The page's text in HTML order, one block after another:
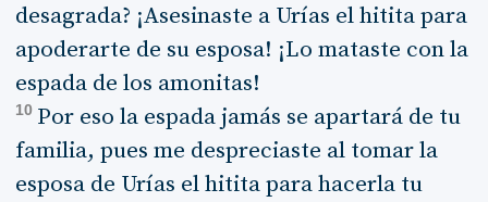
desagrada? ¡Asesinaste a Urías el hitita para
apoderarte de su esposa! ¡Lo mataste con la
espada de los amonitas!
10 Por eso la espada jamás se apartará de tu
familia, pues me despreciaste al tomar la
esposa de Urías el hitita para hacerla tu